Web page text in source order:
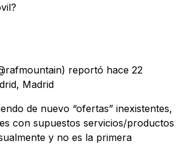
reportó hace 22
Madrid
de nuevo “ofertas” inexistentes,
con supuestos servicios/productos
y no es la primera